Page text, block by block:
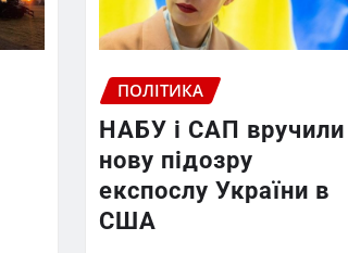
ПОЛІТИКА
НАБУ і САП вручили
нову підозру
експослу України в
США